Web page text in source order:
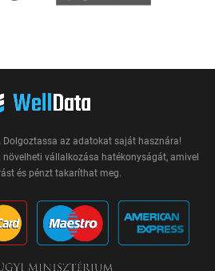
Dolgoztassa az adatokat saját hasznára!
vállalkozása hatékonyságát, amivel
és pénzt takaríthat meg.